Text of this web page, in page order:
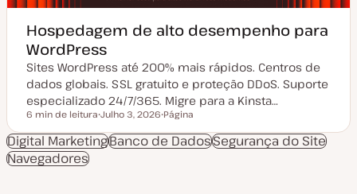
Hospedagem de alto desempenho para
WordPress
Sites WordPress até 200% mais rápidos. Centros de
dados globais. SSL gratuito e proteção DDoS. Suporte
especializado 24/7/365. Migre para a Kinsta…
Tempo de leitura
6 min de leitura
a
t
Julho 3, 2026
i
p
Página
Digital MarketingBanco de DadosSegurança do Site
Navegadores